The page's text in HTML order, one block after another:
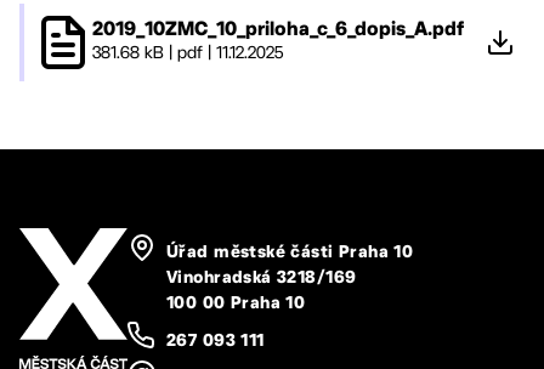
2019_10ZMC_10_priloha_c_6_dopis_A.pdf
381.68 kB pdf 11.12.2025
Úřad městské části Praha 10
Vinohradská 3218/169
100 00 Praha 10
267 093 111